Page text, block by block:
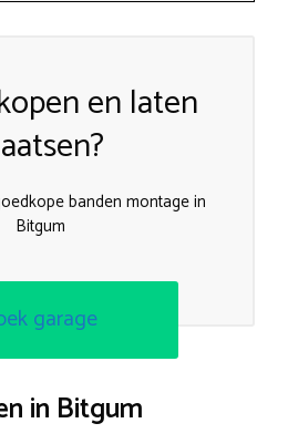
en laten
banden montage in
Bitgum
garage
in Bitgum